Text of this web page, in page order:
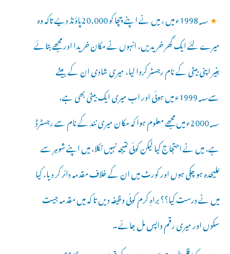
★
1998؁ء میں ، میں نے اپنے چچا کو 20,000پاؤنڈ دیے تاکہ وہ
میرے لئے ایک گھر خریدیں، انہوں نے مکان خریدا اور مجھے بتائے
بغیر اپنی بیٹی کے نام رجسٹر کروا لیا، میری شادی ان کے بیٹے
سے1999؁ء میں ہوئی اور اب میری ایک بیٹی بھی ہے،
2000؁ء میں مجھے معلوم ہوا کہ مکان میری نند کے نام سے رجسٹرڈ
ہے، میں نے احتجاج کیا لیکن کوئی نتیجہ نہیں نکلا، میں اپنے شوہر سے
علیحدہ ہو چکی ہوں اور کورٹ میں ان کے خلاف مقدمہ دائر کر دیا، کیا
میں نے درست کیا؟؟ براہِ کرم کوئی وظیفہ دیں تا کہ میں مقدمہ جیت
سکوں اور میری رقم واپس مل جائے۔